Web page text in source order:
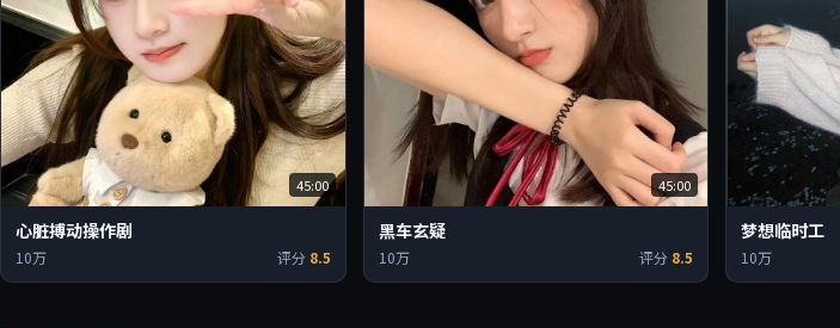
45:00
心脏搏动操作剧
10万 评分 8.5
45:00
黑车玄疑
10万 评分 8.5
梦想临时工
10万